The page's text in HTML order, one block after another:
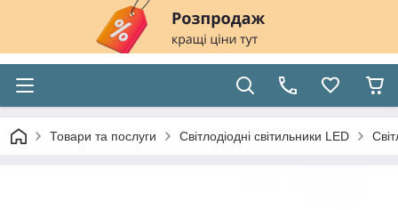
Товари та послуги Світлодіодні світильники LED